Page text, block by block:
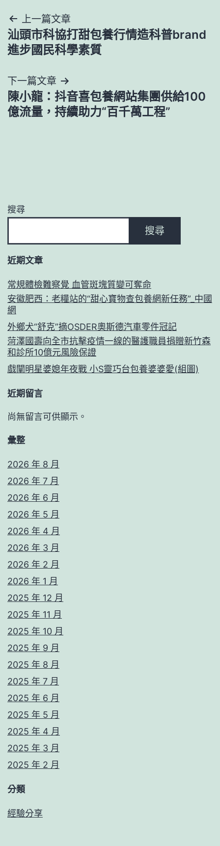
文
章
覽
上一篇文章
汕頭市科協打甜包養行情造科普brand
進步國民科學素質
下一篇文章
陳小龍：抖音喜包養網站集團供給100
億流量，持續助力“百千萬工程”
搜尋
搜尋
近期文章
常規體檢難察覺 血管斑塊質變可奪命
安徽肥西：老糧站的“甜心寶物查包養網新任務”_中國
網
外鄉犬“舒克”摘OSDER奧斯德汽車零件冠記
菏澤國壽向全市抗擊疫情一線的醫護職員捐贈新竹森
和診所10億元風險保證
戲闡明星婆媳年夜戰 小S靈巧台包養婆婆愛(組圖)
近期留言
尚無留言可供顯示。
彙整
2026 年 8 月
2026 年 7 月
2026 年 6 月
2026 年 5 月
2026 年 4 月
2026 年 3 月
2026 年 2 月
2026 年 1 月
2025 年 12 月
2025 年 11 月
2025 年 10 月
2025 年 9 月
2025 年 8 月
2025 年 7 月
2025 年 6 月
2025 年 5 月
2025 年 4 月
2025 年 3 月
2025 年 2 月
分類
經驗分享